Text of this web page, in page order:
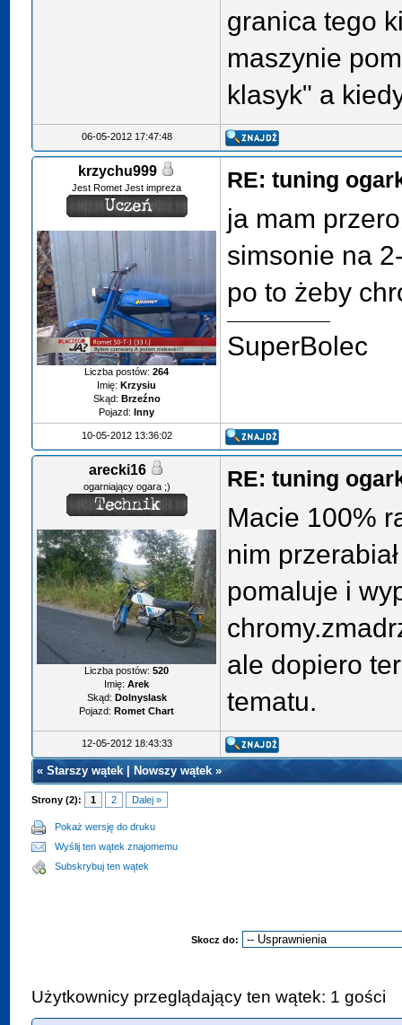
granica tego
maszynie
klasyk" a
06-05-2012 17:47:48
krzychu999
Jest Romet Jest impreza
Liczba postów:264
Imię: Krzysiu
Skąd: Brzeźno
Pojazd: Inny
RE: tuning
ja mam
simsonie na
po to żeby
SuperBolec
10-05-2012 13:36:02
arecki16
ogarniający ogara ;)
Liczba postów:520
Imię: Arek
Skąd: Dolnyslask
Pojazd: Romet Chart
RE: tuning
Macie 100%
nim
pomaluje i
ale dopiero
tematu.
12-05-2012 18:43:33
«Starszy wątek Nowszy wątek»
Strony (2): 1 2 Dalej »
Pokaż wersję do druku
Wyślij ten wątek znajomemu
Subskrybuj ten wątek
Skocz do:
Użytkownicy przeglądający ten wątek: 1 gości